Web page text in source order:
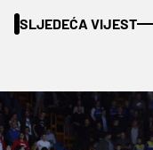
SLJEDEĆA VIJEST